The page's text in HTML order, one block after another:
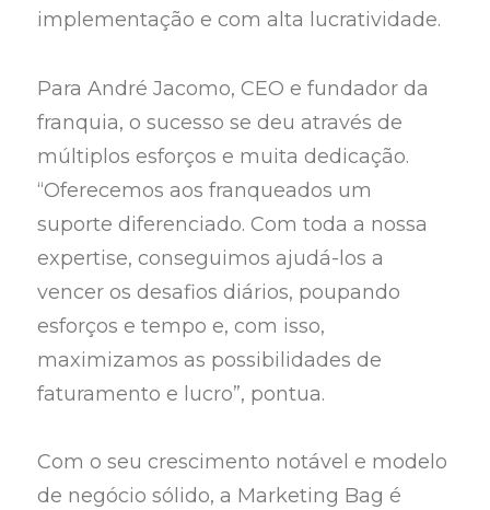
implementação e com alta lucratividade.
Para André Jacomo, CEO e fundador da
franquia, o sucesso se deu através de
múltiplos esforços e muita dedicação.
“Oferecemos aos franqueados um
suporte diferenciado. Com toda a nossa
expertise, conseguimos ajudá-los a
vencer os desafios diários, poupando
esforços e tempo e, com isso,
maximizamos as possibilidades de
faturamento e lucro”, pontua.
Com o seu crescimento notável e modelo
de negócio sólido, a Marketing Bag é